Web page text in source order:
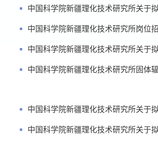
中国科学院新疆理化技术研究所关于
中国科学院新疆理化技术研究所岗位
中国科学院新疆理化技术研究所关于
中国科学院新疆理化技术研究所固体
中国科学院新疆理化技术研究所关于
中国科学院新疆理化技术研究所关于